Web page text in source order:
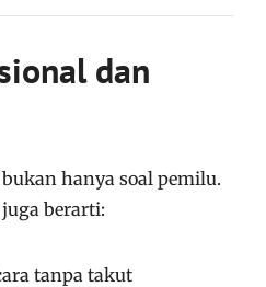
dan
hanya soal pemilu.
berarti:
tanpa takut